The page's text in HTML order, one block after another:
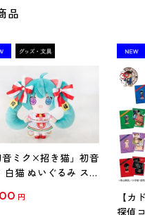
品
音ミク×招き猫」初音
白猫 ぬいぐるみ スタ
円
【カ
探偵